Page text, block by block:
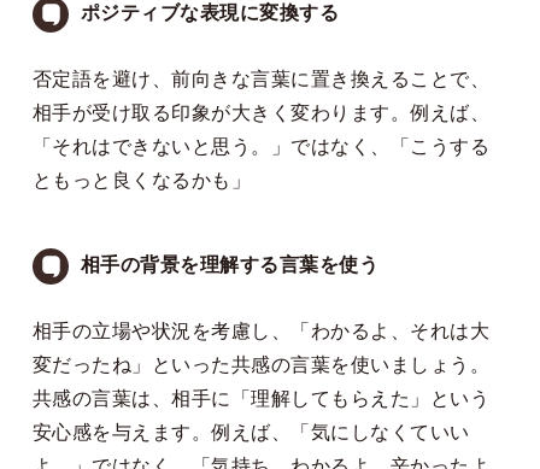
ポジティブな表現に変換する
否定語を避け、前向きな言葉に置き換えることで、
相手が受け取る印象が大きく変わります。例えば、
「それはできないと思う。」ではなく、「こうする
ともっと良くなるかも」
相手の背景を理解する言葉を使う
相手の立場や状況を考慮し、「わかるよ、それは大
変だったね」といった共感の言葉を使いましょう。
共感の言葉は、相手に「理解してもらえた」という
安心感を与えます。例えば、「気にしなくていい